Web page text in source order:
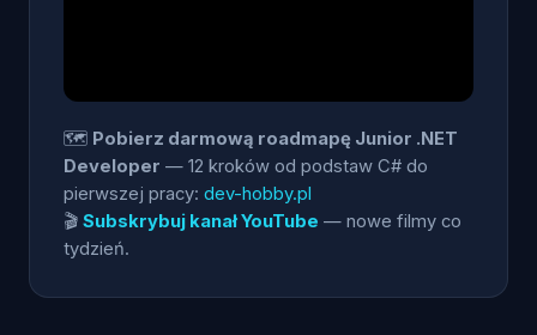
🗺️ Pobierz darmową roadmapę Junior .NET
Developer — 12 kroków od podstaw C# do
pierwszej pracy: dev-hobby.pl
🎬 Subskrybuj kanał YouTube — nowe filmy co
tydzień.